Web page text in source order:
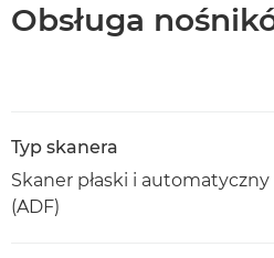
Obsługa
Typ skanera
Skaner płaski i
(ADF)